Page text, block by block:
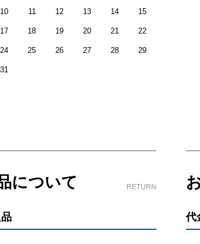
10 11 12 13 14 15
17 18 19 20 21 22
24 25 26 27 28 29
31
について RETURN
代